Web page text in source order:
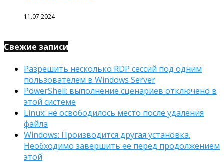
11.07.2024
Свежие записи
Разрешить несколько RDP сессий под одним
пользователем в Windows Server
PowerShell: выполнение сценариев отключено в
этой системе
Linux: не освободилось место после удаления
файла
Windows: Производится другая установка.
Необходимо завершить ее перед продолжением
этой